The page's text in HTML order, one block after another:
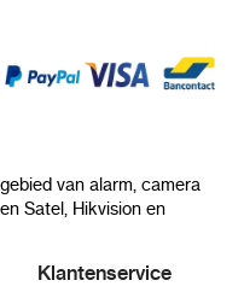
van alarm, camera
Satel, Hikvision en
Klantenservice